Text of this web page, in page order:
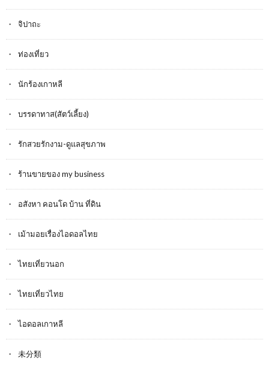
จิปาถะ
ท่องเที่ยว
นักร้องเกาหลี
บรรดาทาส(สัตว์เลี้ยง)
รักสวยรักงาม-ดูแลสุขภาพ
ร้านขายของ my business
อสังหา คอนโด บ้าน ที่ดิน
เม้ามอยเรื่องไอดอลไทย
ไทยเที่ยวนอก
ไทยเที่ยวไทย
ไอดอลเกาหลี
未分類